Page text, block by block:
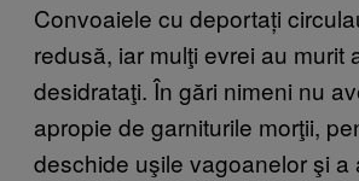
Convoaiele cu deportați
redusă, iar mulţi evrei au murit
desidrataţi. În gări nimeni nu
apropie de garniturile morţii,
deschide uşile vagoanelor şi a